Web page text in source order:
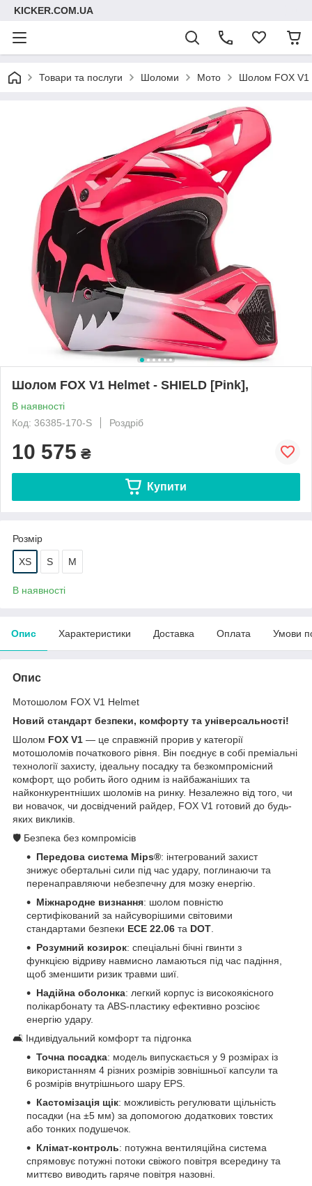
KICKER.COM.UA
Товари та послуги Шоломи Мото Шолом FOX V1
Шолом FOX V1 Helmet - SHIELD [Pink],
В наявності
Код: 36385-170-S
Роздріб
10 575 ₴
Купити
Розмір
XS S M
В наявності
Опис Характеристики Доставка Оплата Умови
Опис
Мотошолом FOX V1 Helmet
Новий стандарт безпеки, комфорту та універсальності!
Шолом FOX V1 — це справжній прорив у категорії
мотошоломів початкового рівня. Він поєднує в собі преміальні
технології захисту, ідеальну посадку та безкомпромісний
комфорт, що робить його одним із найбажаніших та
найконкурентніших шоломів на ринку. Незалежно від того, чи
ви новачок, чи досвідчений райдер, FOX V1 готовий до будь-
яких викликів.
🛡️ Безпека без компромісів
Передова система Mips®: інтегрований захист
знижує обертальні сили під час удару, поглинаючи та
перенаправляючи небезпечну для мозку енергію.
Міжнародне визнання: шолом повністю
сертифікований за найсуворішими світовими
стандартами безпеки ECE 22.06 та DOT
Розумний козирок: спеціальні бічні гвинти з
функцією відриву навмисно ламаються під час падіння,
щоб зменшити ризик травми шиї.
Надійна оболонка: легкий корпус із високоякісного
полікарбонату та ABS-пластику ефективно розсіює
енергію удару.
🛋️ Індивідуальний комфорт та підгонка
Точна посадка: модель випускається у 9 розмірах із
використанням 4 різних розмірів зовнішньої капсули та
6 розмірів внутрішнього шару EPS.
Кастомізація щік: можливість регулювати щільність
посадки (на ±5 мм) за допомогою додаткових товстих
або тонких подушечок.
Клімат-контроль: потужна вентиляційна система
спрямовує потужні потоки свіжого повітря всередину та
миттєво виводить гаряче повітря назовні.